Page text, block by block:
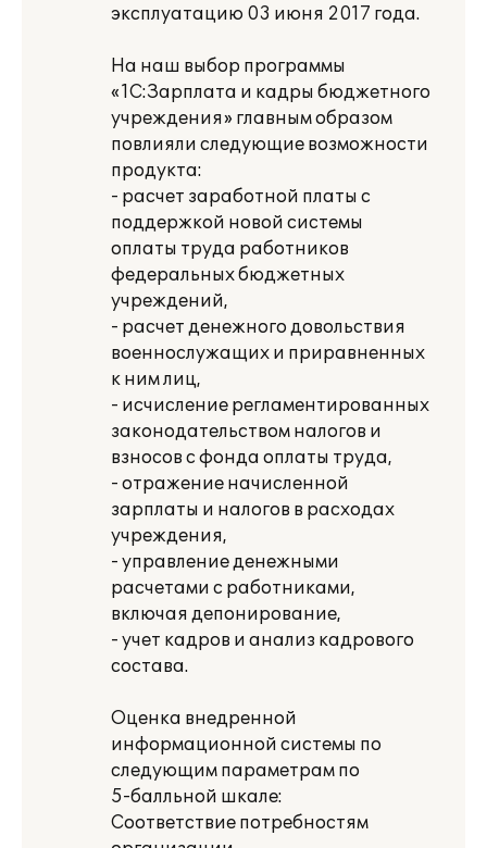
эксплуатацию 03 июня 2017 года.
На наш выбор программы
«1С:Зарплата и кадры бюджетного
учреждения» главным образом
повлияли следующие возможности
продукта:
- расчет заработной платы с
поддержкой новой системы
оплаты труда работников
федеральных бюджетных
учреждений,
- расчет денежного довольствия
военнослужащих и приравненных
к ним лиц,
- исчисление регламентированных
законодательством налогов и
взносов с фонда оплаты труда,
- отражение начисленной
зарплаты и налогов в расходах
учреждения,
- управление денежными
расчетами с работниками,
включая депонирование,
- учет кадров и анализ кадрового
состава.
Оценка внедренной
информационной системы по
следующим параметрам по
5-балльной шкале:
Соответствие потребностям